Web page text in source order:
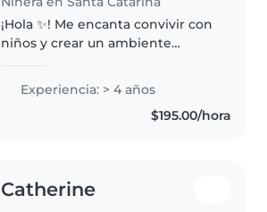
¡Hola ✨! Me encanta convivir con
niños y crear un ambiente
confianza para ellos. Aunque mi
experiencia ha sido
principalmente cuidando a mi
Experiencia: > 4 años
$195.00/hora
Catherine